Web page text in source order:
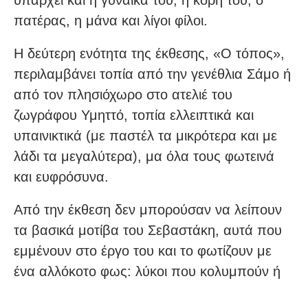
πατέρας, η μάνα και λίγοι φίλοι.
Η δεύτερη ενότητα της έκθεσης, «Ο τόπος»,
περιλαμβάνει τοπία από την γενέθλια Σάμο ή
από τον πλησιόχωρο στο ατελιέ του
ζωγράφου Υμηττό, τοπία ελλειπτικά και
υπαινικτικά (με παστέλ τα μικρότερα και με
λάδι τα μεγαλύτερα), μα όλα τους φωτεινά
και ευφρόσυνα.
Από την έκθεση δεν μπορούσαν να λείπουν
τα βασικά μοτίβα του Σεβαστάκη, αυτά που
εμμένουν στο έργο του και το φωτίζουν με
ένα αλλόκοτο φως: λύκοι που κολυμπούν ή